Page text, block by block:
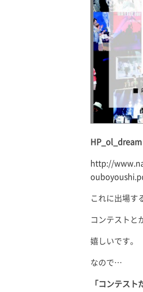
http://
これに出場す
コンテストと
嬉しいです。
なので…
「コンテス